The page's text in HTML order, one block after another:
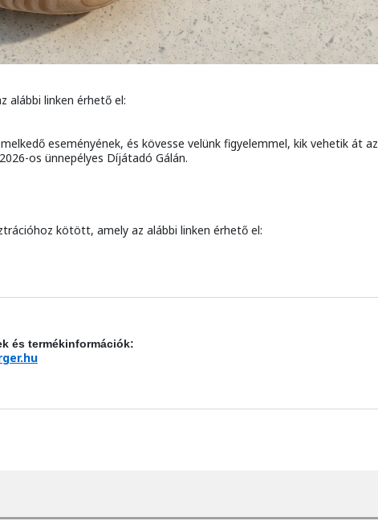
alábbi linken érhető el:
eseményének, és kövesse velünk figyelemmel, kik vehetik át az
os ünnepélyes Díjátadó Gálán.
kötött, amely az alábbi linken érhető el:
és termékinformációk: